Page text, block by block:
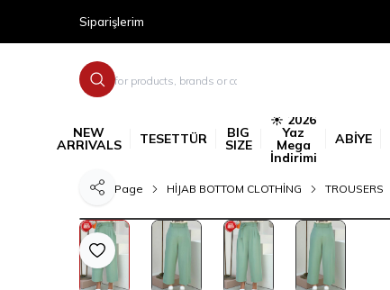
Siparişlerim
NEW
ARRIVALS TESETTÜR BIG
SIZE
☀️ 2026
Yaz
Mega
İndirimi
ABİYE
Home Page HİJAB BOTTOM CLOTHİNG TROUSERS
Add to Favorite
Share